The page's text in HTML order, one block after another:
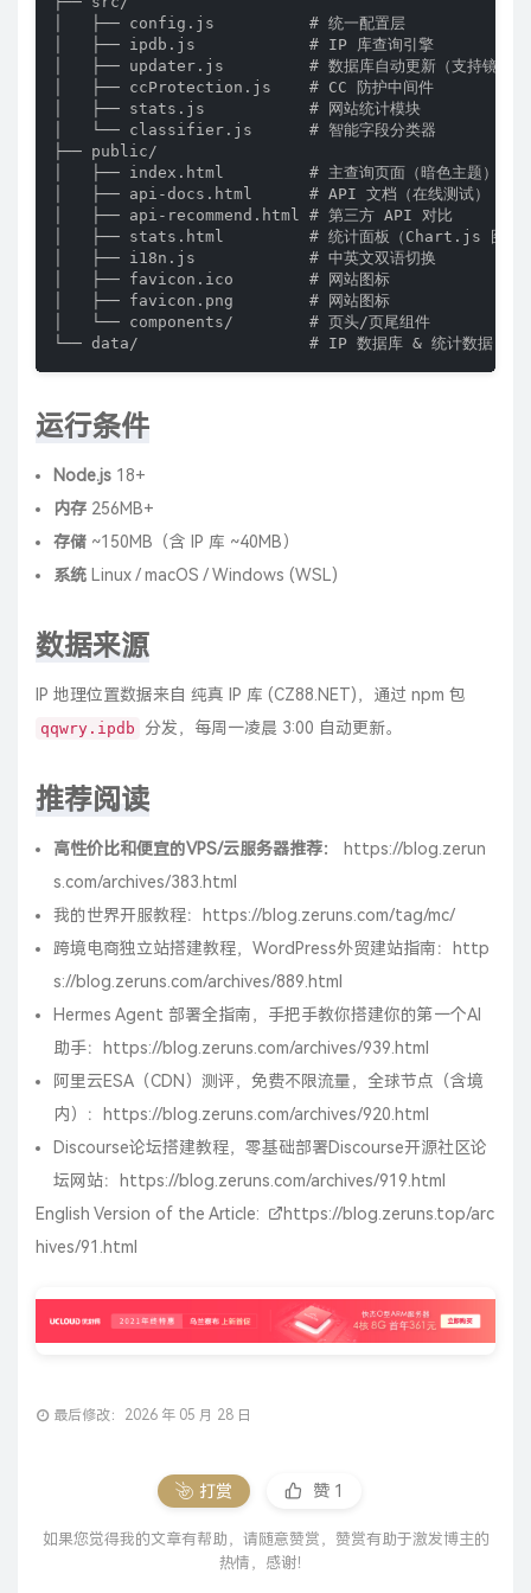
│   ├── config.js          # 统一配置层
│   ├── ipdb.js            # IP 库查询引擎
│   ├── updater.js         # 数据库自动更新（支持镜像加
│   ├── ccProtection.js    # CC 防护中间件
│   ├── stats.js           # 网站统计模块
│   └── classifier.js      # 智能字段分类器
├── public/
│   ├── index.html         # 主查询页面（暗色主题）
│   ├── api-docs.html      # API 文档（在线测试）
│   ├── api-recommend.html # 第三方 API 对比
│   ├── stats.html         # 统计面板（Chart.js 图表
│   ├── i18n.js            # 中英文双语切换
│   ├── favicon.ico        # 网站图标
│   ├── favicon.png        # 网站图标
│   └── components/        # 页头/页尾组件
└── data/                  # IP 数据库 & 统计数据
运行条件
Node.js 18+
内存 256MB+
存储 ~150MB（含 IP 库 ~40MB）
系统 Linux / macOS / Windows (WSL)
数据来源
IP 地理位置数据来自 纯真 IP 库 (CZ88.NET)，通过 npm 包
qqwry.ipdb 分发，每周一凌晨 3:00 自动更新。
推荐阅读
高性价比和便宜的VPS/云服务器推荐：
https://blog.zerun
s.com/archives/383.html
我的世界开服教程：
https://blog.zeruns.com/tag/mc/
跨境电商独立站搭建教程，WordPress外贸建站指南：
http
s://blog.zeruns.com/archives/889.html
Hermes Agent 部署全指南，手把手教你搭建你的第一个AI
助手：
https://blog.zeruns.com/archives/939.html
阿里云ESA（CDN）测评，免费不限流量，全球节点（含境
内）：
https://blog.zeruns.com/archives/920.html
Discourse论坛搭建教程，零基础部署Discourse开源社区论
坛网站：
https://blog.zeruns.com/archives/919.html
English Version of the Article:
https://blog.zeruns.top/arc
hives/91.html
最后修改：2026 年 05 月 28 日
打赏 赞 1
如果您觉得我的文章有帮助，请随意赞赏，赞赏有助于激发博主的
热情，感谢！